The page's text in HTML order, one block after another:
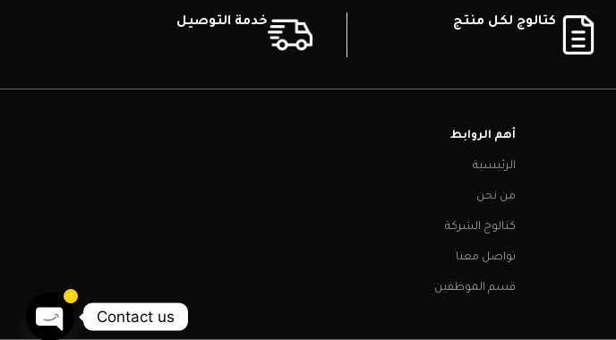
كتالوج لكل منتج خدمة التوصيل
أهم الروابط
الرئيسية
من نحن
كتالوج الشركة
تواصل معنا
قسم الموظفين
Contact us
1